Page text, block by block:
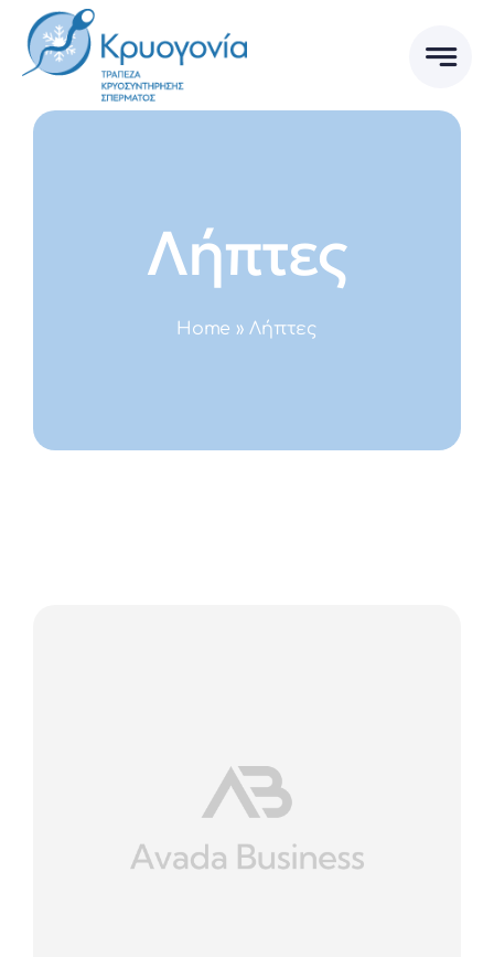
Skip
content
Λήπτες
Home »Λήπτες